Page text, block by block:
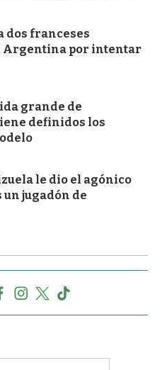
dos franceses
Argentina por intentar
grande de
definidos los
le dio el agónico
jugadón de